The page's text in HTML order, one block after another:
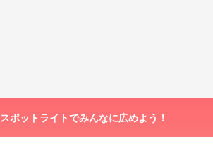
スポットライトでみんなに広めよう！